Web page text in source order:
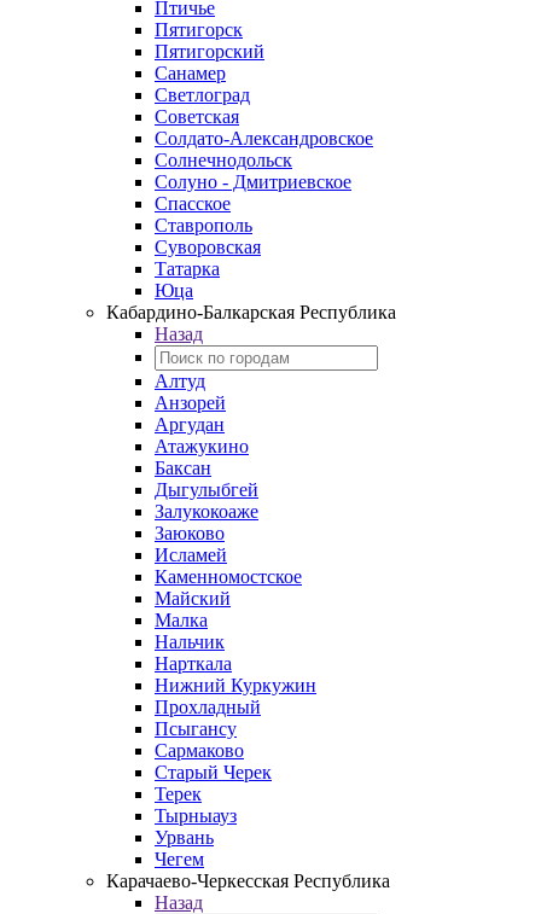
Птичье
Пятигорск
Пятигорский
Санамер
Светлоград
Советская
Солдато-Александровское
Солнечнодольск
Солуно - Дмитриевское
Спасское
Ставрополь
Суворовская
Татарка
Юца
Кабардино‑Балкарская Республика
Назад
Алтуд
Анзорей
Аргудан
Атажукино
Баксан
Дыгулыбгей
Залукокоаже
Заюково
Исламей
Каменномостское
Майский
Малка
Нальчик
Нарткала
Нижний Куркужин
Прохладный
Псыгансу
Сармаково
Старый Черек
Терек
Тырныауз
Урвань
Чегем
Карачаево-Черкесская Республика
Назад